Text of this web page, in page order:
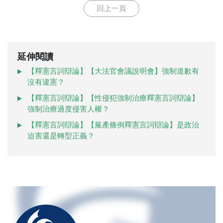
回上一頁
延伸閱讀
【釋憲言詞辯論】【大法官會議說明會】強制道歉有
沒有違憲？
【釋憲言詞辯論】【性侵犯強制治療釋憲言詞辯論】
強制治療過度侵害人權？
【釋憲言詞辯論】【黨產條例釋憲言詞辯論】是政治
迫害還是轉型正義？